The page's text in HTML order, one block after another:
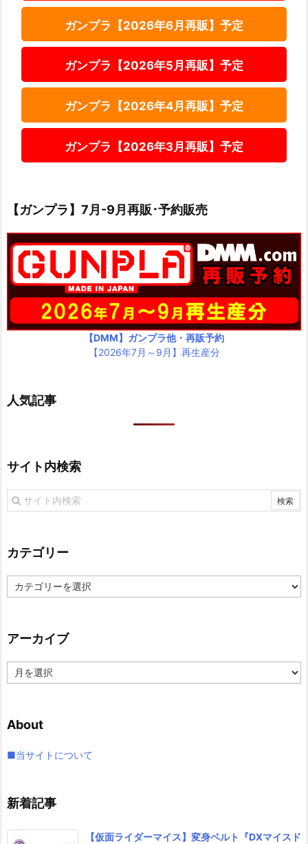
ガンプラ【2026年6月再販】予定
ガンプラ【2026年5月再販】予定
ガンプラ【2026年4月再販】予定
ガンプラ【2026年3月再販】予定
【ガンプラ】7月-9月再販･予約販売
【DMM】ガンプラ他・再販予約
【2026年7月～9月】再生産分
人気記事
サイト内検索
カテゴリー
テ
ー
アーカイブ
ー
ブ
About
■当サイトについて
新着記事
【仮面ライダーマイス】変身ベルト『DXマイスド